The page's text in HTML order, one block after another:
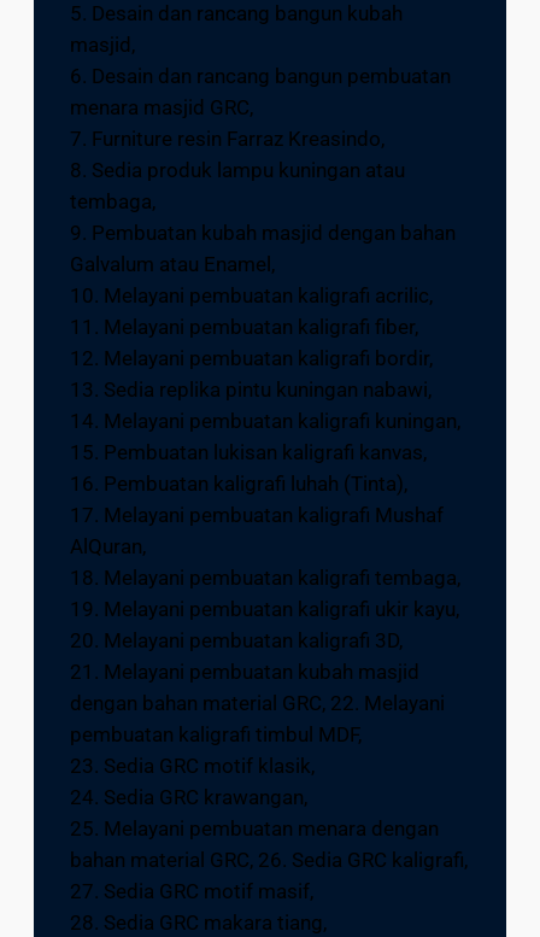
5. Desain dan rancang bangun kubah
masjid,
6. Desain dan rancang bangun pembuatan
menara masjid GRC,
7. Furniture resin Farraz Kreasindo,
8. Sedia produk lampu kuningan atau
tembaga,
9. Pembuatan kubah masjid dengan bahan
Galvalum atau Enamel,
10. Melayani pembuatan kaligrafi acrilic,
11. Melayani pembuatan kaligrafi fiber,
12. Melayani pembuatan kaligrafi bordir,
13. Sedia replika pintu kuningan nabawi,
14. Melayani pembuatan kaligrafi kuningan,
15. Pembuatan lukisan kaligrafi kanvas,
16. Pembuatan kaligrafi luhah (Tinta),
17. Melayani pembuatan kaligrafi Mushaf
AlQuran,
18. Melayani pembuatan kaligrafi tembaga,
19. Melayani pembuatan kaligrafi ukir kayu,
20. Melayani pembuatan kaligrafi 3D,
21. Melayani pembuatan kubah masjid
dengan bahan material GRC, 22. Melayani
pembuatan kaligrafi timbul MDF,
23. Sedia GRC motif klasik,
24. Sedia GRC krawangan,
25. Melayani pembuatan menara dengan
bahan material GRC, 26. Sedia GRC kaligrafi,
27. Sedia GRC motif masif,
28. Sedia GRC makara tiang,